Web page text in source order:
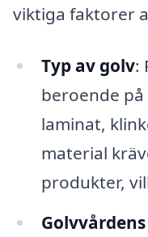
viktiga faktorer
Typ av golv:
beroende
laminat,
material
produkter,